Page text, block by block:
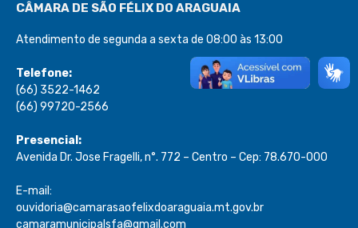
CÂMARA DE SÃO FÉLIX DO ARAGUAIA
Atendimento de segunda a sexta de 08:00 às 13:00
Telefone:
(66) 3522-1462
(66) 99720-2566
Presencial:
Avenida Dr. Jose Fragelli, n°. 772 – Centro – Cep: 78.670-000
E-mail:
ouvidoria@camarasaofelixdoaraguaia.mt.gov.br
camaramunicipalsfa@gmail.com